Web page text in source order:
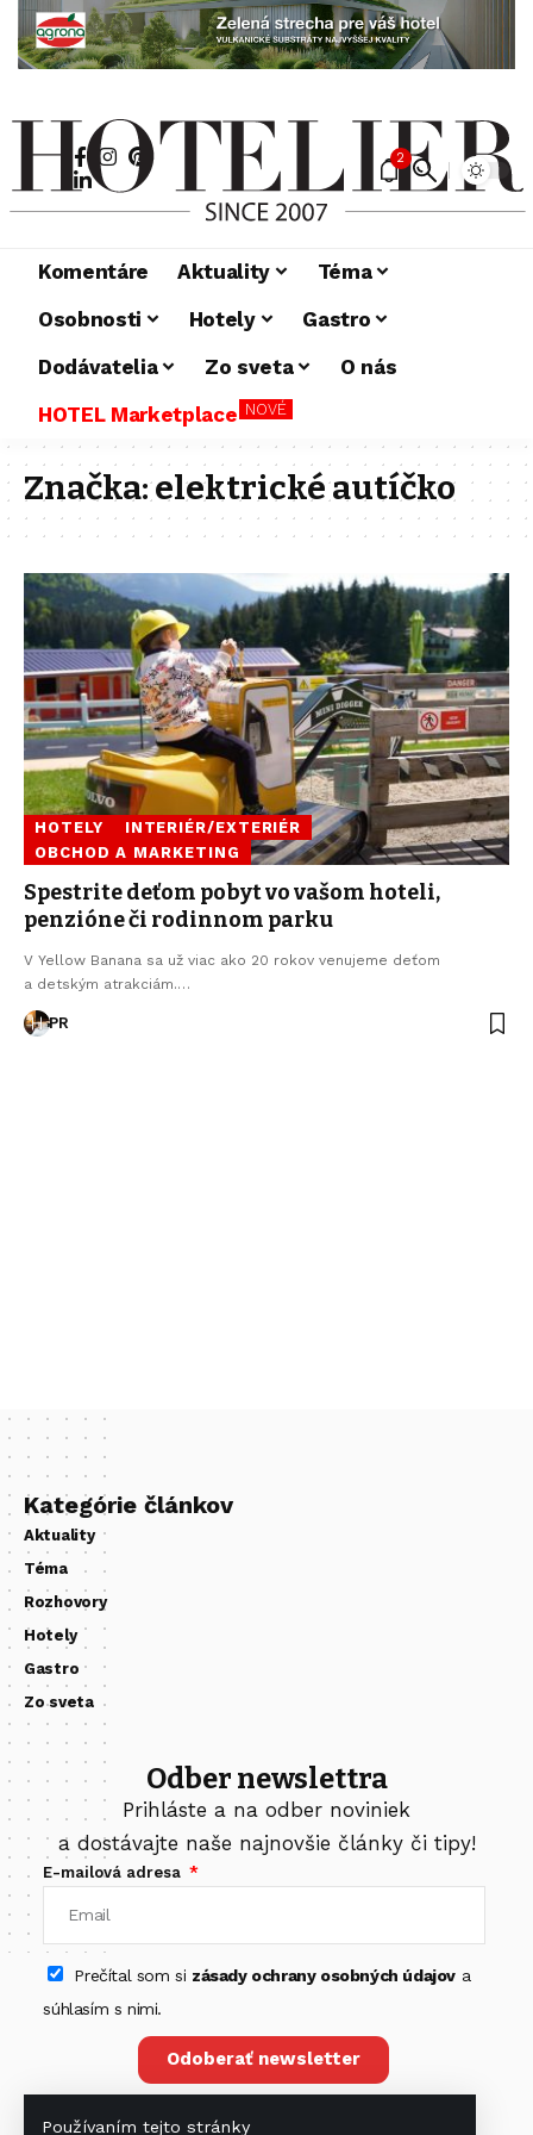
Používaním tejto stránky
2
Komentáre Aktuality
Téma
Osobnosti
Hotely
Gastro
Dodávatelia
Zo sveta
O nás
HOTEL Marketplace NOVÉ
Značka:elektrické autíčko
HOTELY
INTERIÉR/EXTERIÉR
OBCHOD A MARKETING
Spestrite deťom pobyt vo vašom hoteli,
penzióne či rodinnom parku
V Yellow Banana sa už viac ako 20 rokov venujeme deťom
a detským atrakciám.…
PR
Kategórie článkov
Aktuality
Téma
Rozhovory
Hotely
Gastro
Zo sveta
Odber newslettra
Prihláste a na odber noviniek
a dostávajte naše najnovšie články či tipy!
E-mailová adresa
Prečítal som si zásady ochrany osobných údajova
súhlasím s nimi.
Odoberať newsletter